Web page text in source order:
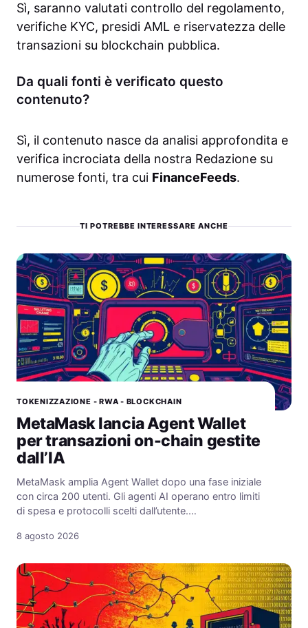
Sì, saranno valutati controllo del regolamento,
verifiche KYC, presidi AML e riservatezza delle
transazioni su blockchain pubblica.
Da quali fonti è verificato questo
contenuto?
Sì, il contenuto nasce da analisi approfondita e
verifica incrociata della nostra Redazione su
numerose fonti, tra cui FinanceFeeds.
TI POTREBBE INTERESSARE ANCHE
TOKENIZZAZIONE - RWA - BLOCKCHAIN
MetaMask lancia Agent Wallet
per transazioni on-chain gestite
dall’IA
MetaMask amplia Agent Wallet dopo una fase iniziale
con circa 200 utenti. Gli agenti AI operano entro limiti
di spesa e protocolli scelti dall’utente.…
8 agosto 2026